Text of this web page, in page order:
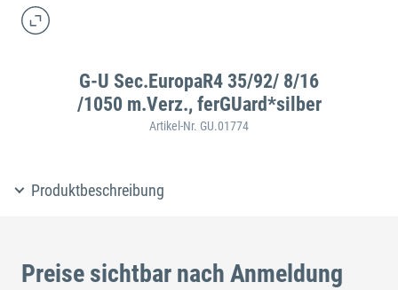
G-U Sec.EuropaR4 35/92/ 8/16
/1050 m.Verz., ferGUard*silber
Artikel-Nr. GU.01774
Produktbeschreibung
Preise sichtbar nach Anmeldung